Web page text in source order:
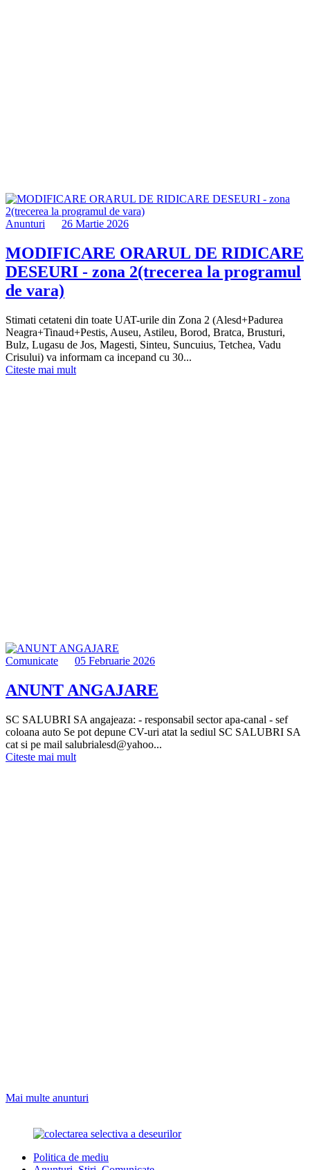
Anunturi 26 Martie 2026
MODIFICARE ORARUL DE RIDICARE
DESEURI - zona 2(trecerea la programul
de vara)
Stimati cetateni din toate UAT-urile din Zona 2 (Alesd+Padurea
Neagra+Tinaud+Pestis, Auseu, Astileu, Borod, Bratca, Brusturi,
Bulz, Lugasu de Jos, Magesti, Sinteu, Suncuius, Tetchea, Vadu
Crisului) va informam ca incepand cu 30...
Citeste mai mult
Comunicate 05 Februarie 2026
ANUNT ANGAJARE
SC SALUBRI SA angajeaza: - responsabil sector apa-canal - sef
coloana auto Se pot depune CV-uri atat la sediul SC SALUBRI SA
cat si pe mail salubrialesd@yahoo...
Citeste mai mult
Mai multe anunturi
Politica de mediu